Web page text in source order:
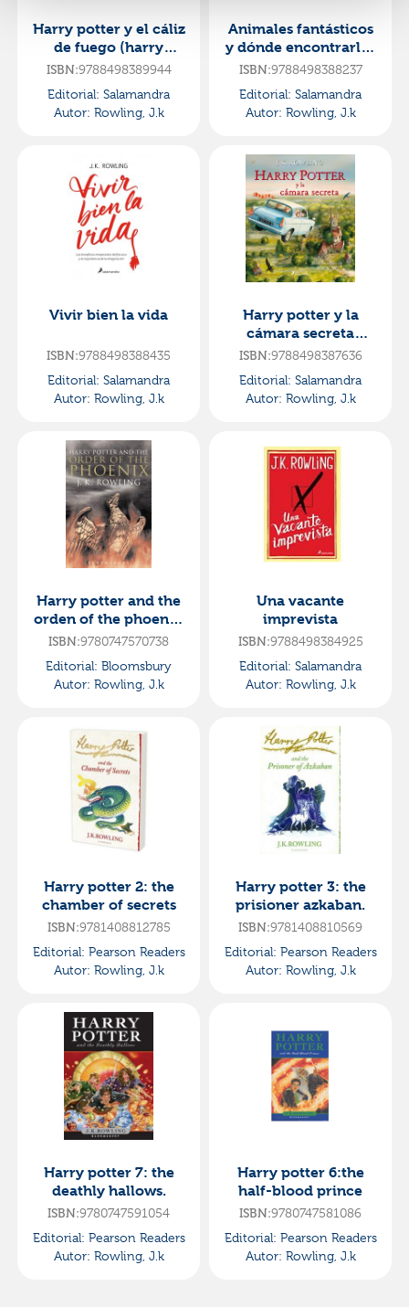
Harry potter y el cáliz
de fuego (harry
potter [edición
ISBN:9788498389944
Editorial: Salamandra
Autor: Rowling, J.k
Animales fantásticos
y dónde encontrarlos
(un libro de la
hogwarts
ISBN:9788498388237
Editorial: Salamandra
Autor: Rowling, J.k
Vivir bien la vida
ISBN:9788498388435
Editorial: Salamandra
Autor: Rowling, J.k
Harry potter y la
cámara secreta
(harry potter [edición
ISBN:9788498387636
Editorial: Salamandra
Autor: Rowling, J.k
Harry potter and the
orden of the phoenix.
nº 5
ISBN:9780747570738
Editorial: Bloomsbury
Autor: Rowling, J.k
Una vacante
imprevista
ISBN:9788498384925
Editorial: Salamandra
Autor: Rowling, J.k
Harry potter 2: the
chamber of secrets
ISBN:9781408812785
Editorial: Pearson Readers
Autor: Rowling, J.k
Harry potter 3: the
prisioner azkaban.
ISBN:9781408810569
Editorial: Pearson Readers
Autor: Rowling, J.k
Harry potter 7: the
deathly hallows.
ISBN:9780747591054
Editorial: Pearson Readers
Autor: Rowling, J.k
Harry potter 6:the
half-blood prince
ISBN:9780747581086
Editorial: Pearson Readers
Autor: Rowling, J.k